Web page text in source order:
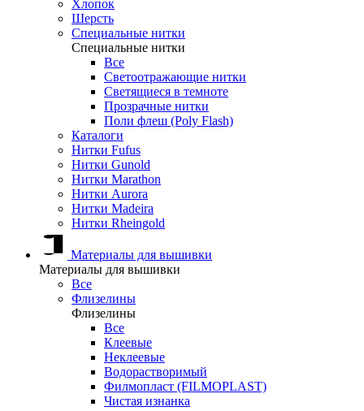
Хлопок
Шерсть
Специальные нитки
Специальные нитки
Все
Светоотражающие нитки
Светящиеся в темноте
Прозрачные нитки
Поли флеш (Poly Flash)
Каталоги
Нитки Fufus
Нитки Gunold
Нитки Marathon
Нитки Aurora
Нитки Madeira
Нитки Rheingold
Материалы для вышивки
Материалы для вышивки
Все
Флизелины
Флизелины
Все
Клеевые
Неклеевые
Водорастворимый
Филмопласт (FILMOPLAST)
Чистая изнанка